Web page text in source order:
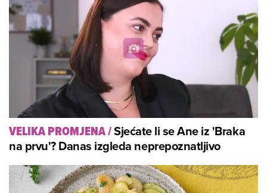
VELIKA PROMJENA/Sjećate li se Ane iz 'Braka
na prvu'? Danas izgleda neprepoznatljivo